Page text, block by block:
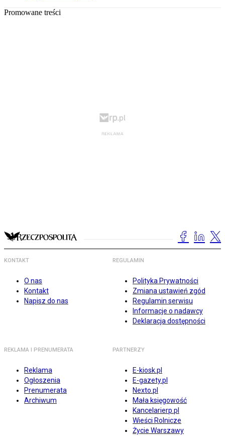
Promowane treści
KONTAKT
O nas
Kontakt
Napisz do nas
REGULAMIN
Polityka Prywatności
Zmiana ustawień zgód
Regulamin serwisu
Informacje o nadawcy
Deklaracja dostępności
REKLAMA I PRENUMERATA
Reklama
Ogłoszenia
Prenumerata
Archiwum
PARTNERZY
E-kiosk.pl
E-gazety.pl
Nexto.pl
Mała księgowość
Kancelarierp.pl
Wieści Rolnicze
Życie Warszawy